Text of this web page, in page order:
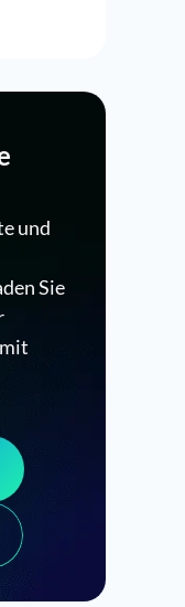
und
Sie